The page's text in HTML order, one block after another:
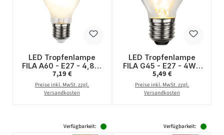
LED Tropfenlampe
FILA A60 - E27 - 4,8W
- WW 2700K - 540lm -
gefrostet
Regulärer Preis:
7,19 €
Preise inkl. MwSt. zzgl.
Versandkosten
LED Tropfenlampe
FILA G45 - E27 - 4W -
warmweiss 2700K -
470lm - klar
Regulärer Preis:
5,49 €
Preise inkl. MwSt. zzgl.
Versandkosten
Verfügbarkeit: Verfügbarkeit: